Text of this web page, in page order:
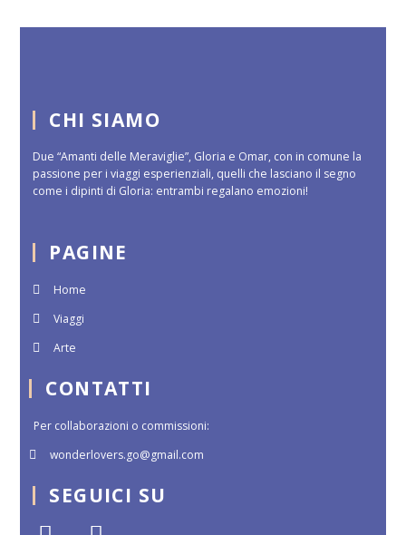
CHI SIAMO
Due “Amanti delle Meraviglie”, Gloria e Omar, con in comune la
passione per i viaggi esperienziali, quelli che lasciano il segno
come i dipinti di Gloria: entrambi regalano emozioni!
PAGINE
Home
Viaggi
Arte
CONTATTI
Per collaborazioni o commissioni:
wonderlovers.go@gmail.com
SEGUICI SU